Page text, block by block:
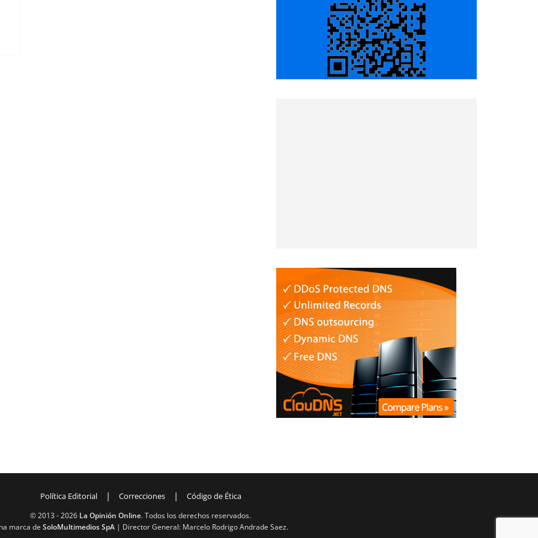
Política Editorial | Correcciones | Código de Ética
© 2013 -2026 La Opinión Online. Todos los derechos reservados.
marca de SoloMultimedios SpA| Director General: Marcelo Rodrigo Andrade Saez.